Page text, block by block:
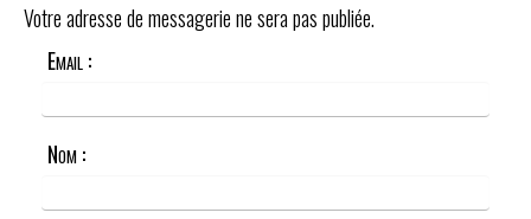
Votre adresse de messagerie ne sera pas publiée.
Email :
Nom :